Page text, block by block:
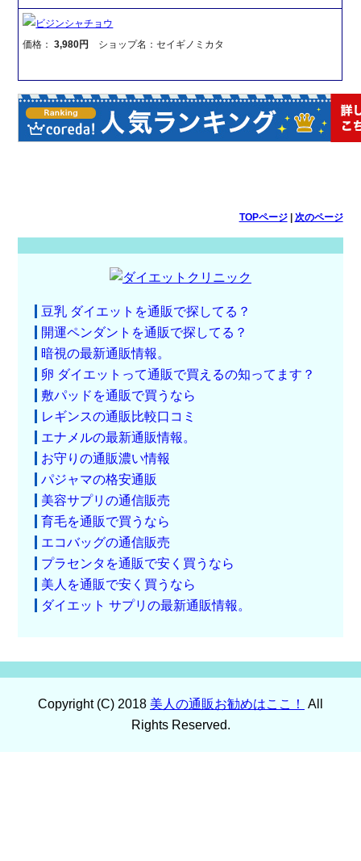
ビジンシャチョウ
価格：3,980円 ショップ名：セイギノミカタ
TOPページ| 次のページ
豆乳 ダイエットを通販で探してる？
開運ペンダントを通販で探してる？
暗視の最新通販情報。
卵 ダイエットって通販で買えるの知ってます？
敷パッドを通販で買うなら
レギンスの通販比較口コミ
エナメルの最新通販情報。
お守りの通販濃い情報
パジャマの格安通販
美容サプリの通信販売
育毛を通販で買うなら
エコバッグの通信販売
プラセンタを通販で安く買うなら
美人を通販で安く買うなら
ダイエット サプリの最新通販情報。
Copyright (C) 2018 美人の通販お勧めはここ！
All
Rights Reserved.